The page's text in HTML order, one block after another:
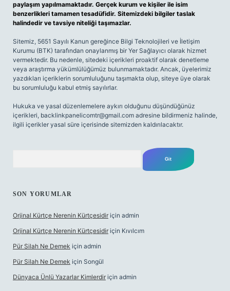
paylaşım yapılmamaktadır. Gerçek kurum ve kişiler ile isim
benzerlikleri tamamen tesadüfidir. Sitemizdeki bilgiler taslak
halindedir ve tavsiye niteliği taşımazlar.
Sitemiz, 5651 Sayılı Kanun gereğince Bilgi Teknolojileri ve İletişim
Kurumu (BTK) tarafından onaylanmış bir Yer Sağlayıcı olarak hizmet
vermektedir. Bu nedenle, sitedeki içerikleri proaktif olarak denetleme
veya araştırma yükümlülüğümüz bulunmamaktadır. Ancak, üyelerimiz
yazdıkları içeriklerin sorumluluğunu taşımakta olup, siteye üye olarak
bu sorumluluğu kabul etmiş sayılırlar.
Hukuka ve yasal düzenlemelere aykırı olduğunu düşündüğünüz
içerikleri, backlinkpanelicomtr@gmail.com adresine bildirmeniz halinde,
ilgili içerikler yasal süre içerisinde sitemizden kaldırılacaktır.
SON YORUMLAR
Orjinal Kürtçe Nerenin Kürtçesidir için admin
Orjinal Kürtçe Nerenin Kürtçesidir için Kıvılcım
Pür Silah Ne Demek için admin
Pür Silah Ne Demek için Songül
Dünyaca Ünlü Yazarlar Kimlerdir için admin